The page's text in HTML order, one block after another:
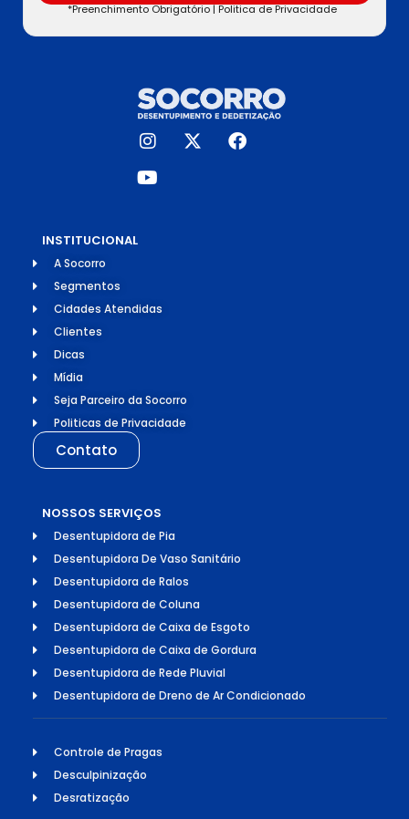
*Preenchimento Obrigatório |Politica de Privacidade
INSTITUCIONAL
A Socorro
Segmentos
Cidades Atendidas
Clientes
Dicas
Mídia
Seja Parceiro da Socorro
Politicas de Privacidade
Contato
NOSSOS SERVIÇOS
Desentupidora de Pia
Desentupidora De Vaso Sanitário
Desentupidora de Ralos
Desentupidora de Coluna
Desentupidora de Caixa de Esgoto
Desentupidora de Caixa de Gordura
Desentupidora de Rede Pluvial
Desentupidora de Dreno de Ar Condicionado
Controle de Pragas
Desculpinização
Desratização